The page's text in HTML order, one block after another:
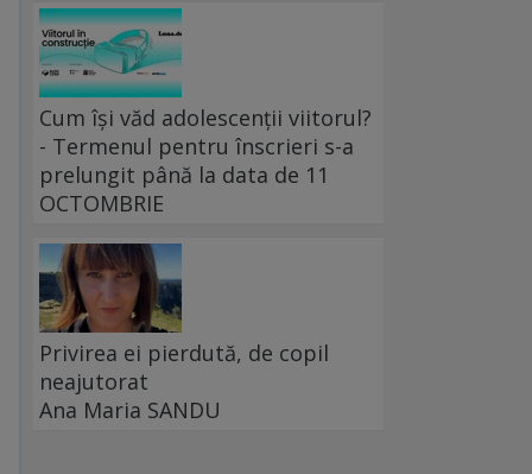
Cum își văd adolescenții viitorul?
- Termenul pentru înscrieri s-a
prelungit până la data de 11
OCTOMBRIE
Privirea ei pierdută, de copil
neajutorat
Ana Maria SANDU